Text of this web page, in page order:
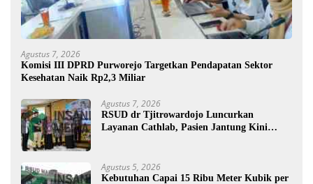
Agustus 7, 2026
Komisi III DPRD Purworejo Targetkan Pendapatan Sektor
Kesehatan Naik Rp2,3 Miliar
Agustus 7, 2026
RSUD dr Tjitrowardojo Luncurkan
Layanan Cathlab, Pasien Jantung Kini
Agustus 5, 2026
Kebutuhan Capai 15 Ribu Meter Kubik per